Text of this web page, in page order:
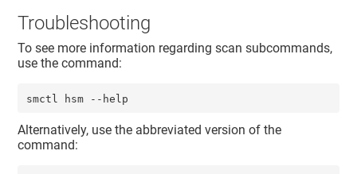
Troubleshooting
To see more information regarding scan subcommands,
use the command:
smctl hsm --help
Alternatively, use the abbreviated version of the
command: